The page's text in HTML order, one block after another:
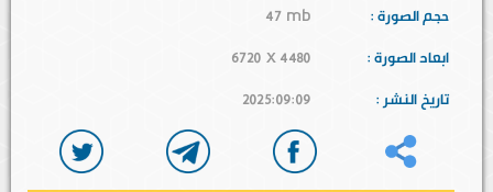
حجم الصورة :
47 mb
ابعاد الصورة :
6720 x 4480
تاريخ النشر :
2025:09:09